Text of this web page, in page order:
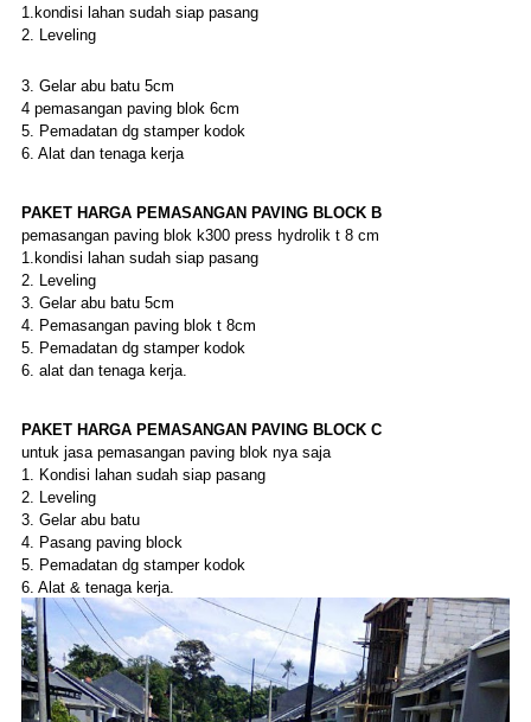
1.kondisi lahan sudah siap pasang
2. Leveling
3. Gelar abu batu 5cm
4 pemasangan paving blok 6cm
5. Pemadatan dg stamper kodok
6. Alat dan tenaga kerja
PAKET HARGA PEMASANGAN PAVING BLOCKB
pemasangan paving blok k300 press hydrolik t 8 cm
1.kondisi lahan sudah siap pasang
2. Leveling
3. Gelar abu batu 5cm
4. Pemasangan paving blok t 8cm
5. Pemadatan dg stamper kodok
6. alat dan tenaga kerja.
PAKET HARGA PEMASANGAN PAVING BLOCKC
untuk jasa pemasangan paving blok nya saja
1. Kondisi lahan sudah siap pasang
2. Leveling
3. Gelar abu batu
4. Pasang paving block
5. Pemadatan dg stamper kodok
6. Alat & tenaga kerja.